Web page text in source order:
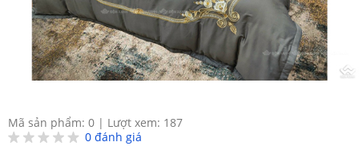
Mã sản phẩm: 0 | Lượt xem: 187
0 đánh giá